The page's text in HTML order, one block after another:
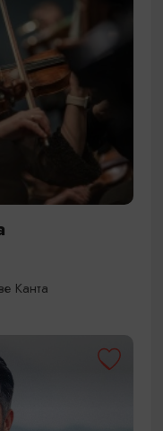
Канта